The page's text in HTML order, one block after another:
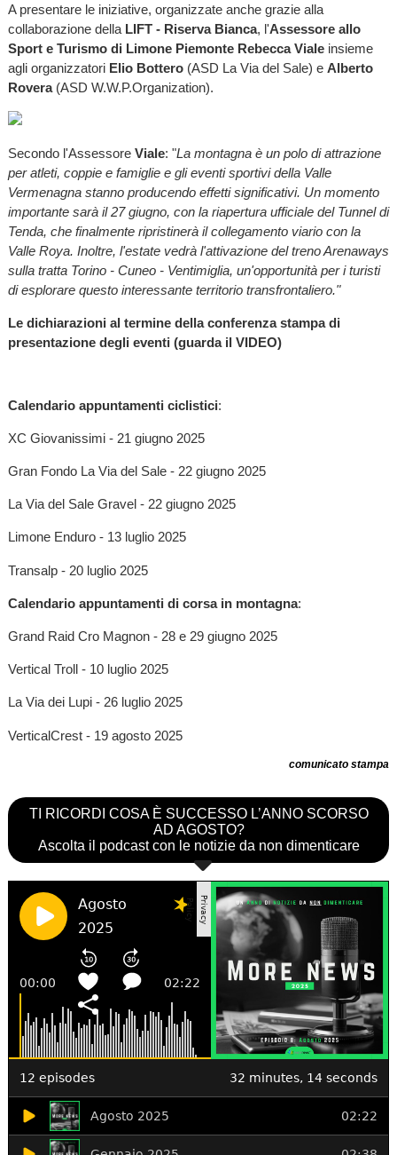
A presentare le iniziative, organizzate anche grazie alla
collaborazione dellaLIFT - Riserva Bianca, l'Assessore allo
Sport e Turismo di Limone Piemonte Rebecca Vialeinsieme
agli organizzatori Elio Bottero(ASD La Via del Sale) e Alberto
Rovera(ASD W.W.P.Organization).
Secondo l'Assessore Viale: "La montagna è un polo di attrazione
per atleti, coppie e famiglie e gli eventi sportivi della Valle
Vermenagna stanno producendo effetti significativi. Un momento
importante sarà il 27 giugno, con la riapertura ufficiale del Tunnel di
Tenda, che finalmente ripristinerà il collegamento viario con la
Valle Roya. Inoltre, l'estate vedrà l'attivazione del treno Arenaways
sulla tratta Torino - Cuneo - Ventimiglia, un'opportunità per i turisti
di esplorare questo interessante territorio transfrontaliero."
Le dichiarazioni al termine della conferenza stampa di
presentazione degli eventi (guarda il VIDEO)
Calendario appuntamenti ciclistici:
XC Giovanissimi - 21 giugno 2025
Gran Fondo La Via del Sale - 22 giugno 2025
La Via del Sale Gravel - 22 giugno 2025
Limone Enduro - 13 luglio 2025
Transalp - 20 luglio 2025
Calendario appuntamenti di corsa in montagna:
Grand Raid Cro Magnon - 28 e 29 giugno 2025
Vertical Troll - 10 luglio 2025
La Via dei Lupi - 26 luglio 2025
VerticalCrest - 19 agosto 2025
comunicato stampa
TI RICORDI COSA È SUCCESSO L’ANNO SCORSO
AD AGOSTO?
Ascolta il podcast con le notizie da non dimenticare